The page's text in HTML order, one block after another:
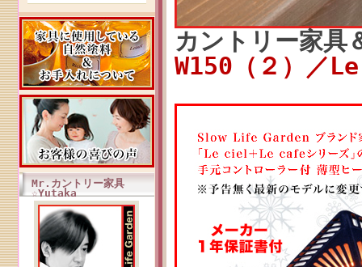
Mr.カントリー家具
☆Yutaka
カントリー家
W150（２）／